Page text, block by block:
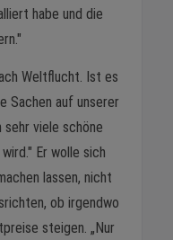
habe und die
Weltflucht. Ist es
Sachen auf unserer
sehr viele schöne
Er wolle sich
lassen, nicht
ob irgendwo
steigen. „Nur